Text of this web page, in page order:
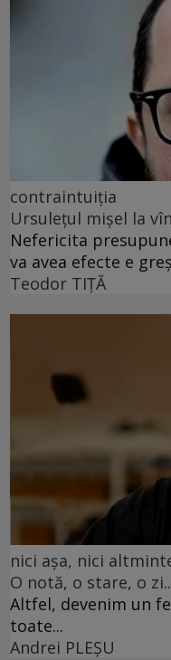
contraintuiția
Ursulețul mișel la
Nefericita
va avea efecte e
Teodor TIŢĂ
nici așa, nici
O notă, o stare, o
Altfel, devenim un
toate...
Andrei PLEŞU